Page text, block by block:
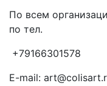
По всем
по тел.
+79166301578
E-mail: